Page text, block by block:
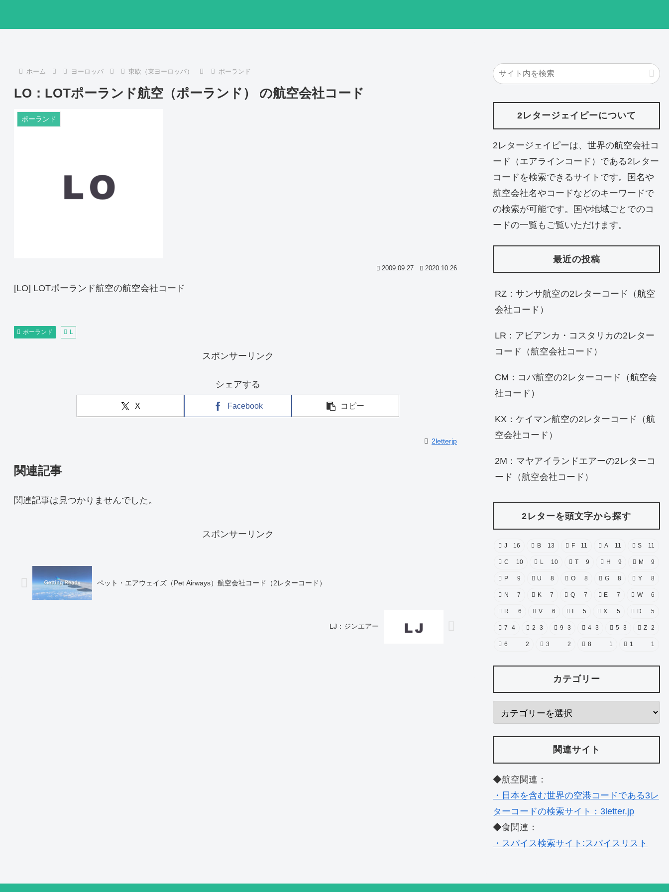
ホーム ヨーロッパ 東欧（東ヨーロッパ） ポーランド
LO：LOTポーランド航空（ポーランド） の航空会社コード
ポーランド
2009.09.27 2020.10.26
[LO] LOTポーランド航空の航空会社コード
ポーランド L
スポンサーリンク
シェアする
X Facebook コピー
2letterjp
関連記事
関連記事は見つかりませんでした。
スポンサーリンク
ペット・エアウェイズ（Pet Airways）航空会社コード（2レターコード）
LJ：ジンエアー
2レタージェイピーについて
2レタージェイピーは、世界の航空会社コ
ード（エアラインコード）である2レター
コードを検索できるサイトです。国名や
航空会社名やコードなどのキーワードで
の検索が可能です。国や地域ごとでのコ
ードの一覧もご覧いただけます。
最近の投稿
RZ：サンサ航空の2レターコード（航空
会社コード）
LR：アビアンカ・コスタリカの2レター
コード（航空会社コード）
CM：コパ航空の2レターコード（航空会
社コード）
KX：ケイマン航空の2レターコード（航
空会社コード）
2M：マヤアイランドエアーの2レターコ
ード（航空会社コード）
2レターを頭文字から探す
J 16 B 13 F 11 A 11 S 11
C 10 L 10 T 9 H 9 M 9
P 9 U 8 O 8 G 8 Y 8
N 7 K 7 Q 7 E 7 W 6
R 6 V 6 5 X 5 D 5
7 4 2 3 9 3 4 3 5 3 Z 2
6 2 3 2 8 1 1 1
カテゴリー
関連サイト
◆航空関連：
・日本を含む世界の空港コードである3レ
ターコードの検索サイト：3letter.jp
◆食関連：
・スパイス検索サイト:スパイスリスト